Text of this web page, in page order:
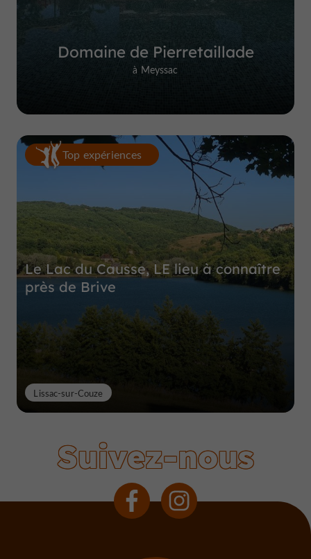
Domaine de Pierretaillade
à Meyssac
Top expériences
Le Lac du Causse, LE lieu à connaître
près de Brive
Lissac-sur-Couze
Suivez-nous